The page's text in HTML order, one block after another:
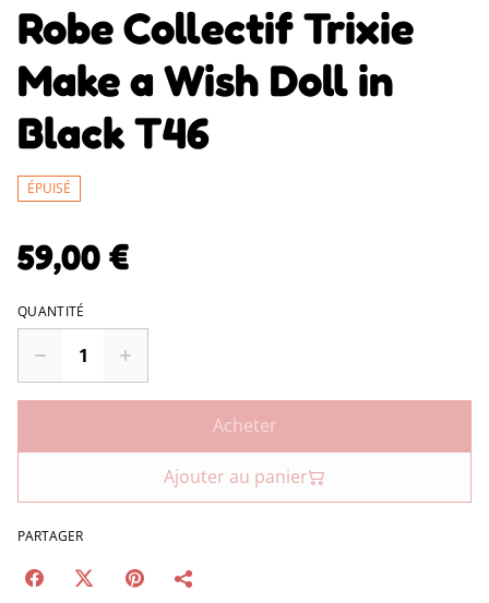
Robe Collectif Trixie
Make a Wish Doll in
Black T46
ÉPUISÉ
59,00 €
QUANTITÉ
Acheter
Ajouter au panier
PARTAGER